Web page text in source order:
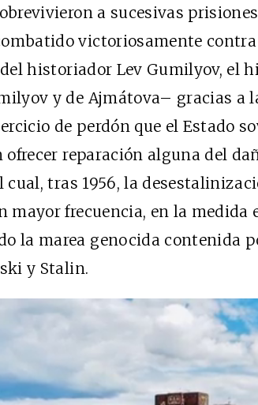
a sucesivas
victoriosamente
historiador Lev Gumilyov, el
y de Ajmátova– gracias a
de perdón que el Estado
ofrecer reparación alguna del
cual, tras 1956, la
mayor frecuencia, en la medida
la marea genocida contenida
y Stalin.